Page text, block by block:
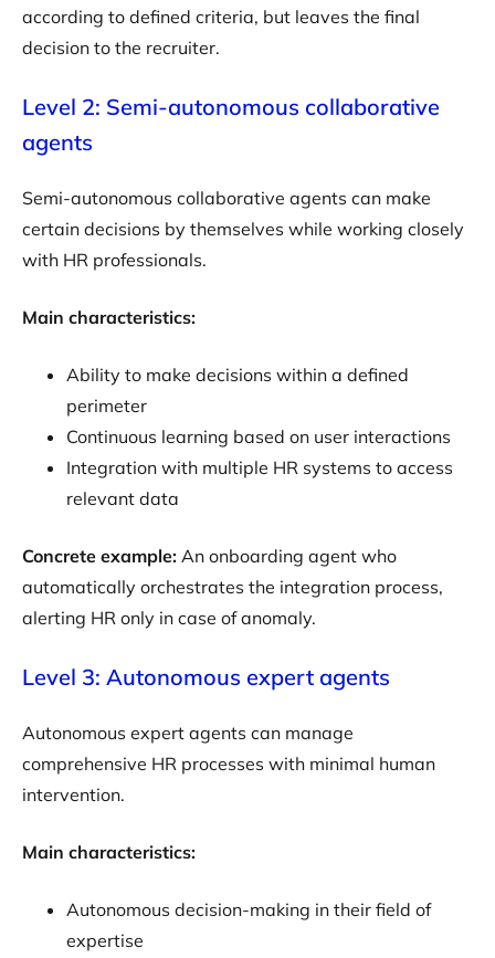
according to defined criteria, but leaves the final
decision to the recruiter.
Level 2: Semi-autonomous collaborative
agents
Semi-autonomous collaborative agents can make
certain decisions by themselves while working closely
with HR professionals.
Main characteristics:
Ability to make decisions within a defined
perimeter
Continuous learning based on user interactions
Integration with multiple HR systems to access
relevant data
Concrete example: An onboarding agent who
automatically orchestrates the integration process,
alerting HR only in case of anomaly.
Level 3: Autonomous expert agents
Autonomous expert agents can manage
comprehensive HR processes with minimal human
intervention.
Main characteristics:
Autonomous decision-making in their field of
expertise